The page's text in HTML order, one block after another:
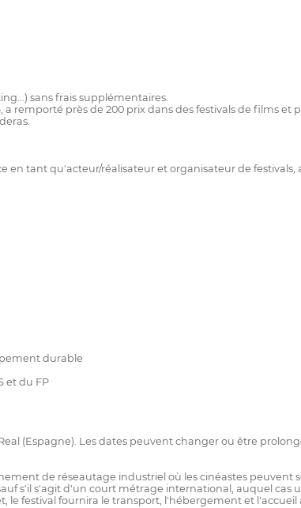
sans frais supplémentaires.
remporté près de 200 prix dans des festivals de films et
tant qu'acteur/réalisateur et organisateur de festivals,
durable
et du FP
(Espagne). Les dates peuvent changer ou être
de réseautage industriel où les cinéastes peuvent
s'il s'agit d'un court métrage international, auquel cas
festival fournira le transport, l'hébergement et l'accueil